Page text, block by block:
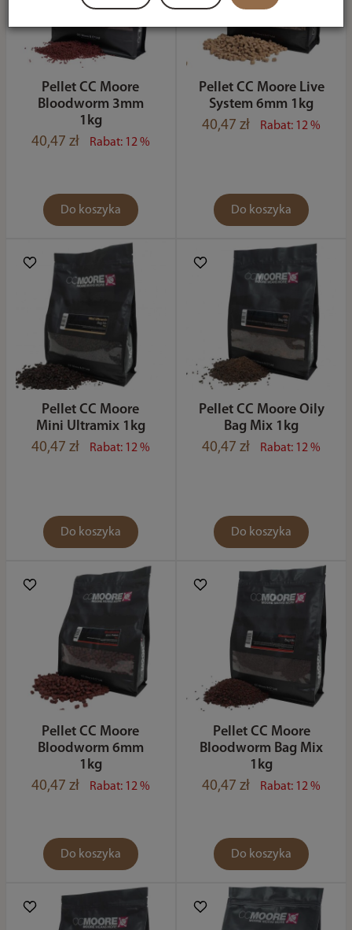
Pellet CC Moore
Bloodworm 3mm
1kg
40,47 zł
Rabat: 12 %
Do koszyka
Pellet CC Moore Live
System 6mm 1kg
40,47 zł
Rabat: 12 %
Do koszyka
Pellet CC Moore
Mini Ultramix 1kg
40,47 zł
Rabat: 12 %
Do koszyka
Pellet CC Moore Oily
Bag Mix 1kg
40,47 zł
Rabat: 12 %
Do koszyka
Pellet CC Moore
Bloodworm 6mm
1kg
40,47 zł
Rabat: 12 %
Do koszyka
Pellet CC Moore
Bloodworm Bag Mix
1kg
40,47 zł
Rabat: 12 %
Do koszyka